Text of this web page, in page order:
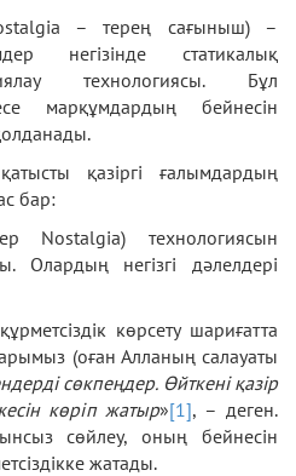
– терең сағыныш) –
негізінде статикалық
технологиясы. Бұл
марқұмдардың бейнесін
қазіргі ғалымдардың
бар:
Nostalgia) технологиясын
Олардың негізгі дәлелдері
көрсету шариғатта
(оған Алланың салауаты
сөкпеңдер. Өйткені қазір
көріп жатыр»[1], – деген.
сөйлеу, оның бейнесін
жатады.